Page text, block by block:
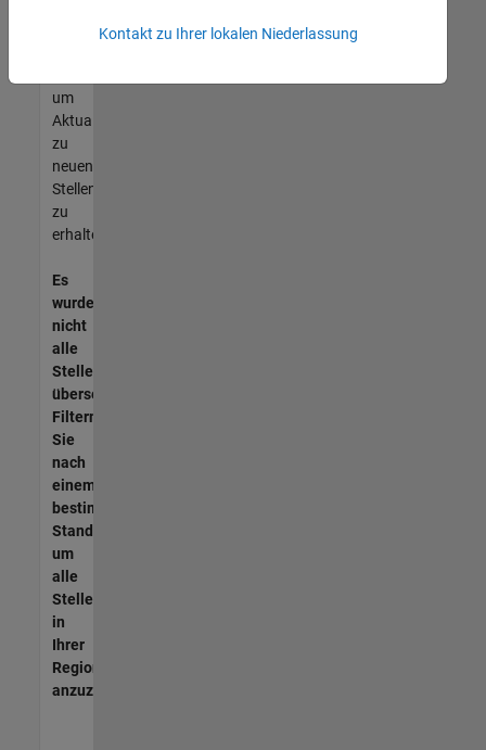
unseres
um
Aktualisierungen
zu
neuen
Stellenangeboten
zu
erhalten.
Es
wurden
nicht
alle
Stellen
übersetzt.
Filtern
Sie
nach
einem
bestimmten
Standort,
um
alle
Stellenangebote
in
Ihrer
Region
anzuzeigen.
Kontakt zu Ihrer lokalen Niederlassung